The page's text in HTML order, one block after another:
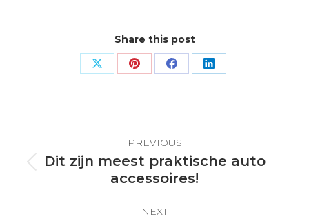
Share this post
Share Share Share Share
navigation
PREVIOUS
Previous
post:
Dit zijn meest praktische auto
accessoires!
NEXT